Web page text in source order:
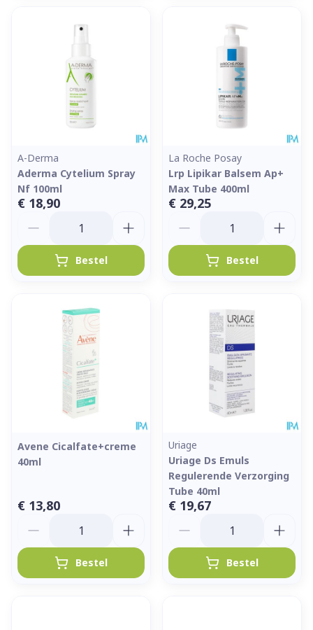
A-Derma
Aderma Cytelium Spray
Nf 100ml
€ 18,90
Bestel
La Roche Posay
Lrp Lipikar Balsem Ap+
Max Tube 400ml
€ 29,25
Bestel
Avene Cicalfate+creme
40ml
€ 13,80
Bestel
Uriage
Uriage Ds Emuls
Regulerende Verzorging
Tube 40ml
€ 19,67
Bestel